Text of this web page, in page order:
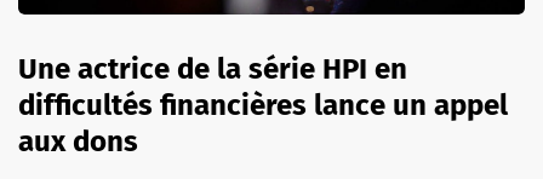
Une actrice de la série HPI en
difficultés financières lance un appel
aux dons